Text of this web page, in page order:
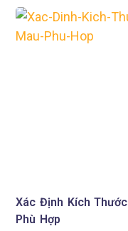
Xác Định Kích
Phù Hợp